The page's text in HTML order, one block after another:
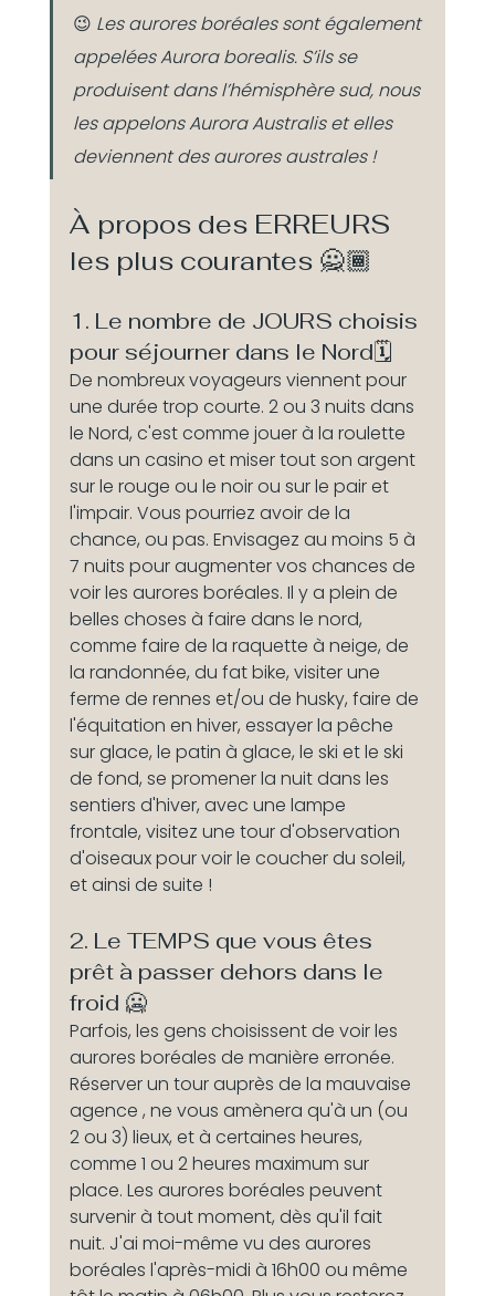
😉 Les aurores boréales sont également
appelées Aurora borealis. S’ils se
produisent dans l’hémisphère sud, nous
les appelons Aurora Australis et elles
deviennent des aurores australes !
À propos des ERREURS
les plus courantes 🙅🏾
1. Le nombre de JOURS choisis
pour séjourner dans le Nord🗓️
De nombreux voyageurs viennent pour
une durée trop courte. 2 ou 3 nuits dans
le Nord, c'est comme jouer à la roulette
dans un casino et miser tout son argent
sur le rouge ou le noir ou sur le pair et
l'impair. Vous pourriez avoir de la
chance, ou pas. Envisagez au moins 5 à
7 nuits pour augmenter vos chances de
voir les aurores boréales. Il y a plein de
belles choses à faire dans le nord,
comme faire de la raquette à neige, de
la randonnée, du fat bike, visiter une
ferme de rennes et/ou de husky, faire de
l'équitation en hiver, essayer la pêche
sur glace, le patin à glace, le ski et le ski
de fond, se promener la nuit dans les
sentiers d'hiver, avec une lampe
frontale, visitez une tour d'observation
d'oiseaux pour voir le coucher du soleil,
et ainsi de suite !
2. Le TEMPS que vous êtes
prêt à passer dehors dans le
froid 🥶
Parfois, les gens choisissent de voir les
aurores boréales de manière erronée.
Réserver un tour auprès de la mauvaise
agence , ne vous amènera qu'à un (ou
2 ou 3) lieux, et à certaines heures,
comme 1 ou 2 heures maximum sur
place. Les aurores boréales peuvent
survenir à tout moment, dès qu'il fait
nuit. J'ai moi-même vu des aurores
boréales l'après-midi à 16h00 ou même